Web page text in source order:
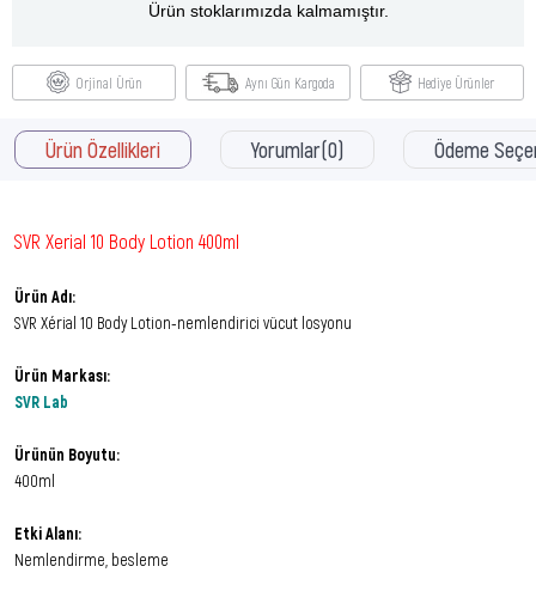
Ürün stoklarımızda kalmamıştır.
Orjinal Ürün Aynı Gün Kargoda Hediye Ürünler
Ürün Özellikleri Yorumlar(0) Ödeme
SVR Xerial 10 Body Lotion 400ml
Ürün Adı:
SVR Xérial 10 Body Lotion-nemlendirici vücut losyonu
Ürün Markası:
SVR Lab
Ürünün Boyutu:
400ml
Etki Alanı:
Nemlendirme, besleme